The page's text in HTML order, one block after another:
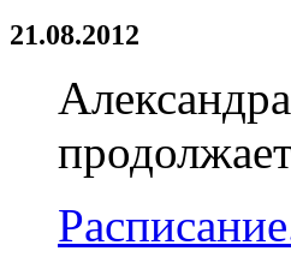
21.08.2012